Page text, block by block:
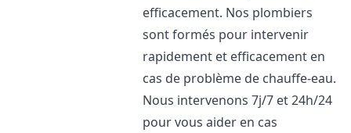
efficacement. Nos plombiers
sont formés pour intervenir
rapidement et efficacement en
cas de problème de chauffe-eau.
Nous intervenons 7j/7 et 24h/24
pour vous aider en cas